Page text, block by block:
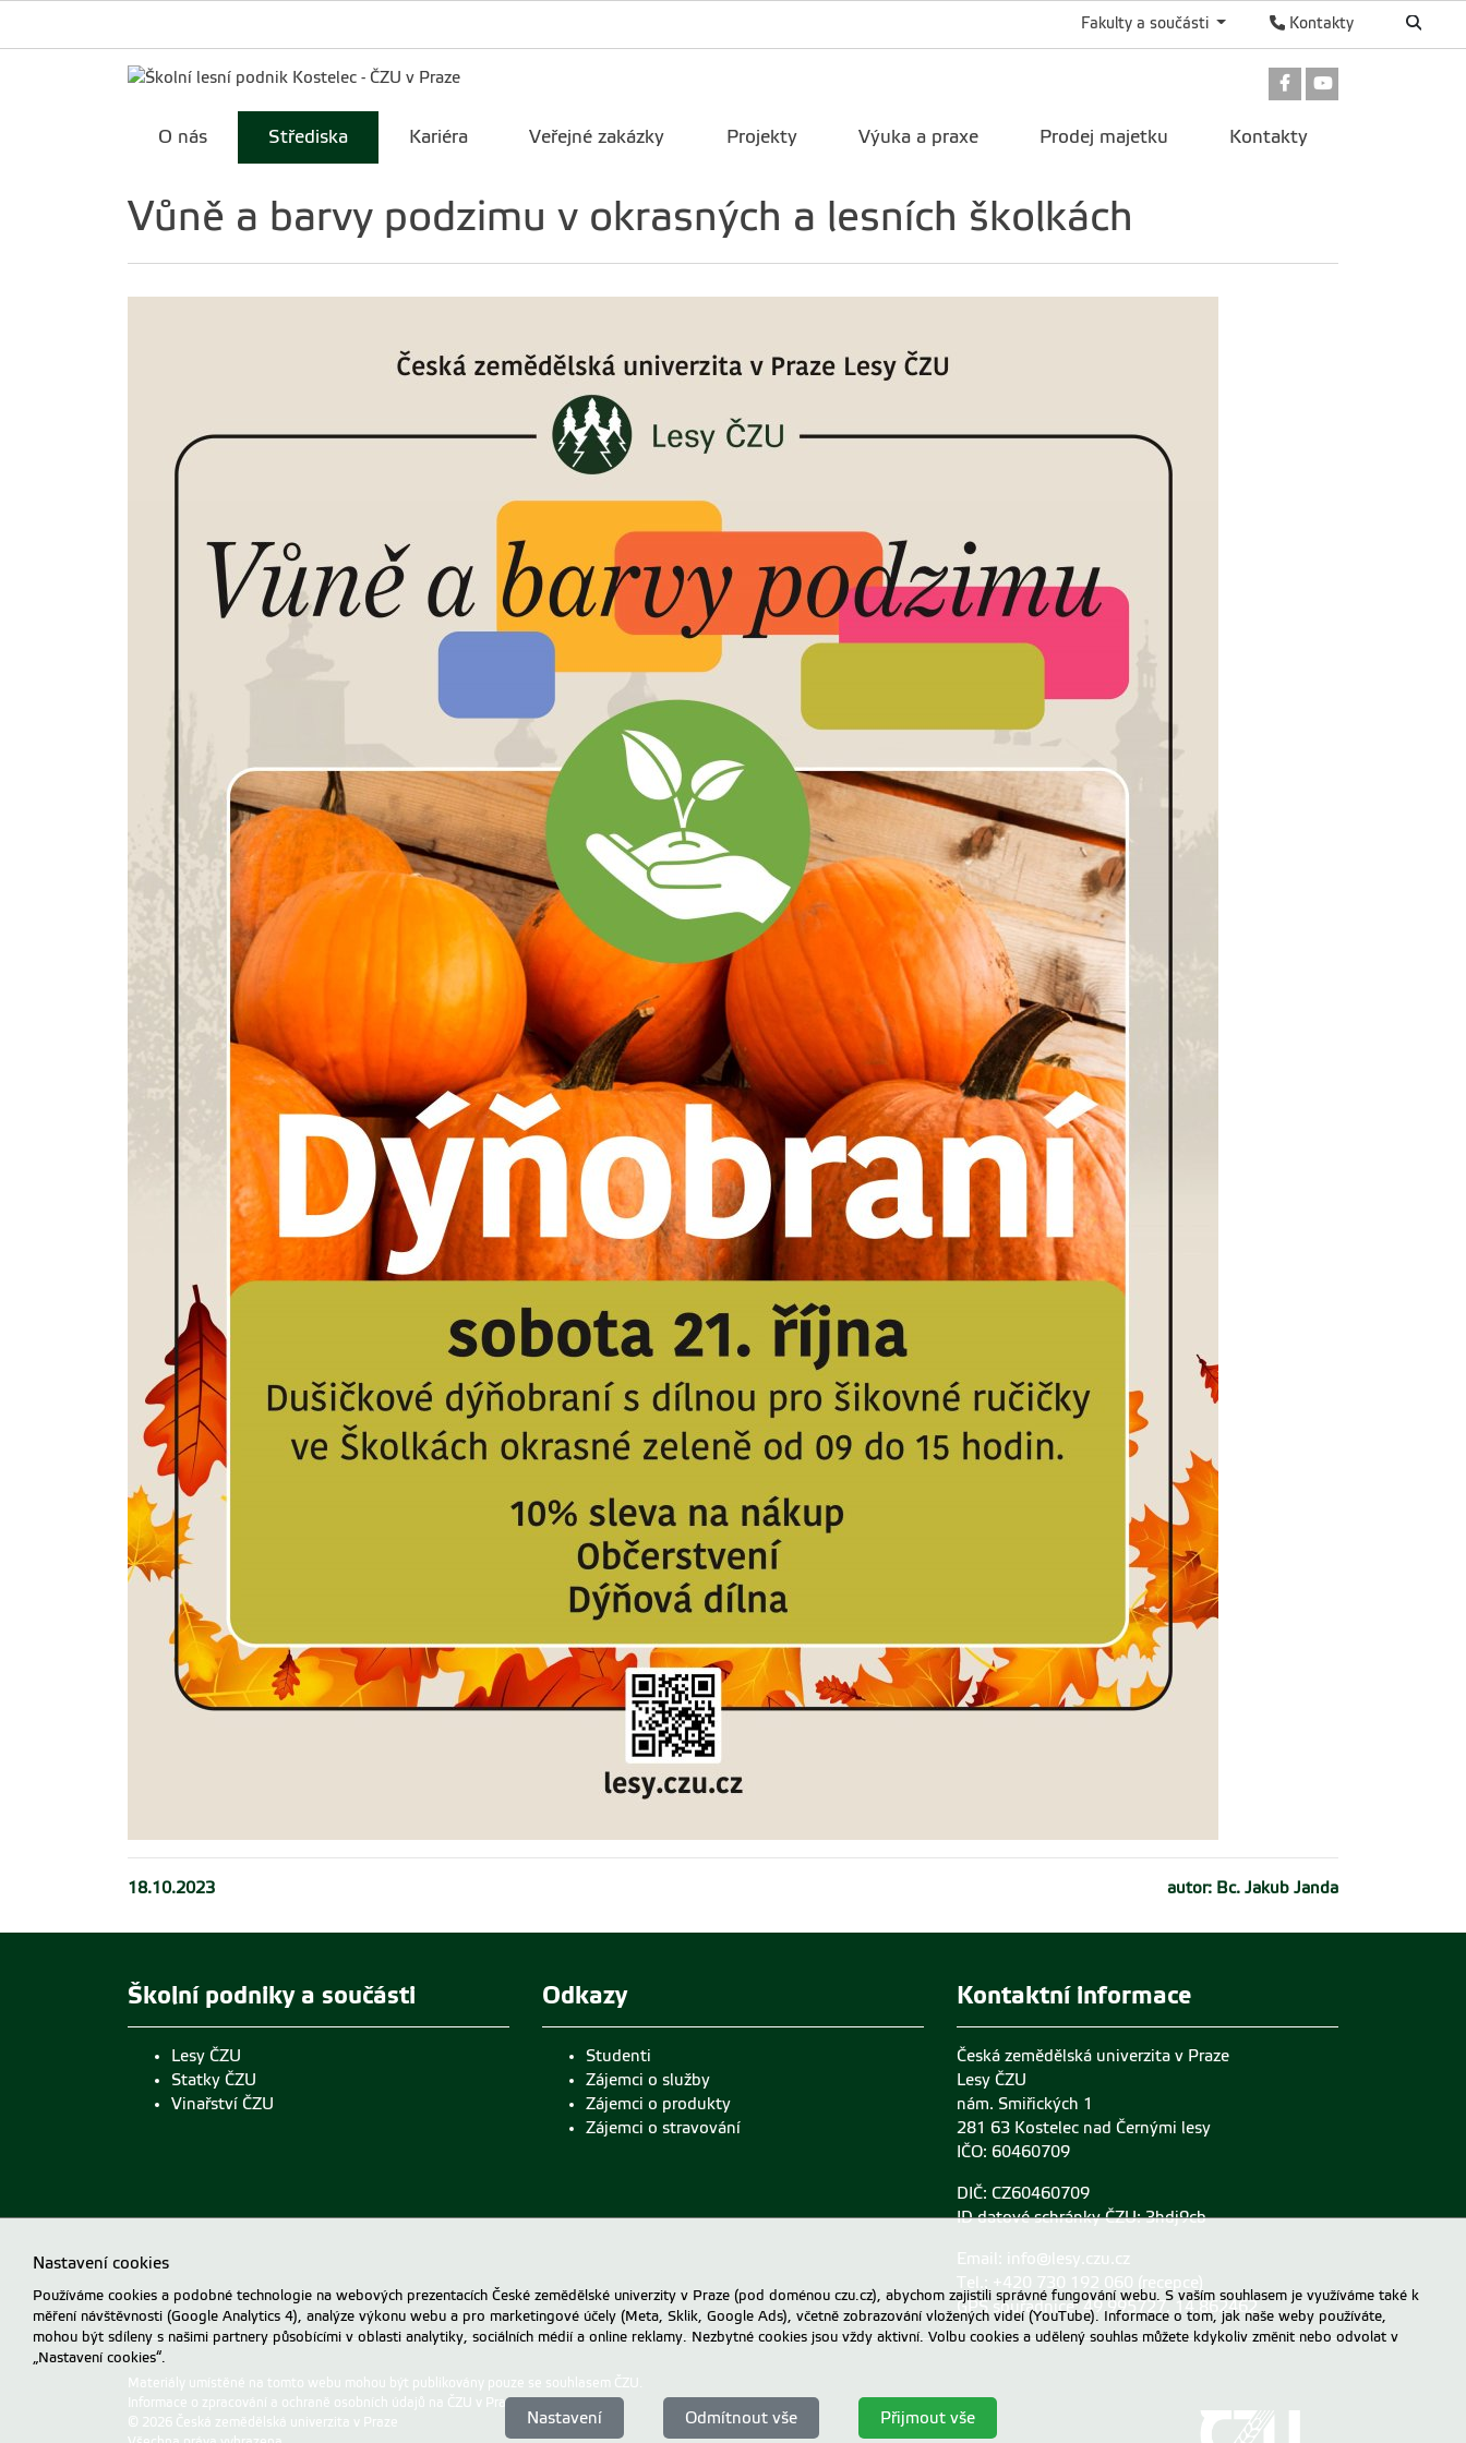
Kontakty
Fakulty a součásti
Odkaz na Facebook
O nás Střediska Kariéra Veřejné zakázky Projekty Výuka a praxe Prodej majetku Kontakty
Vůně a barvy podzimu v okrasných a lesních školkách
18.10.2023 autor: Bc. Jakub Janda
Školní podniky a součásti
Lesy ČZU
Statky ČZU
Vinařství ČZU
Odkazy
Studenti
Zájemci o služby
Zájemci o produkty
Zájemci o stravování
Kontaktní informace
Česká zemědělská univerzita v Praze
Lesy ČZU
nám. Smiřických 1
281 63 Kostelec nad Černými lesy
IČO: 60460709
DIČ: CZ60460709
ID datové schránky ČZU: 3hdj9cb
Email: info@lesy.czu.cz
Tel.: +420 730 192 060 (recepce)
GPS souřadnice: 49.995727, 14.862462
Materiály umístěné na tomto webu mohou být publikovány pouze se souhlasem ČZU.
Informace o zpracování a ochraně osobních údajů na ČZU v Praze
© 2026 Česká zemědělská univerzita v Praze
Nastavení cookies
Používáme cookies a podobné technologie na webových prezentacích České zemědělské univerzity v Praze (pod doménou czu.cz), abychom zajistili správné fungování webu. S vaším souhlasem je využíváme také k
měření návštěvnosti (Google Analytics 4), analýze výkonu webu a pro marketingové účely (Meta, Sklik, Google Ads), včetně zobrazování vložených videí (YouTube). Informace o tom, jak naše weby používáte,
mohou být sdíleny s našimi partnery působícími v oblasti analytiky, sociálních médií a online reklamy. Nezbytné cookies jsou vždy aktivní. Volbu cookies a udělený souhlas můžete kdykoliv změnit nebo odvolat v
„Nastavení cookies“.
Nastavení Odmítnout vše Přijmout vše